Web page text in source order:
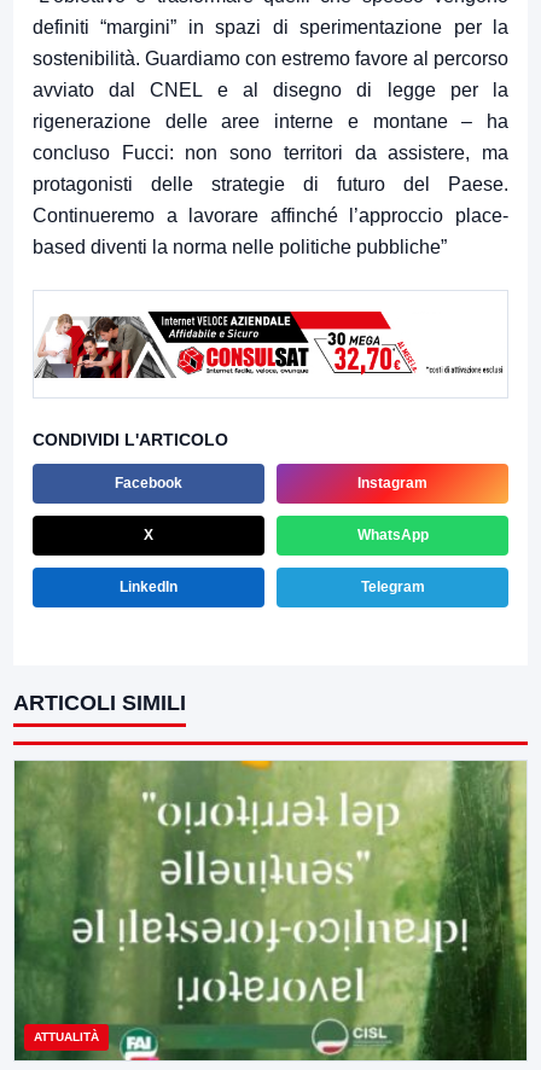
definiti “margini” in spazi di sperimentazione per la
sostenibilità. Guardiamo con estremo favore al percorso
avviato dal CNEL e al disegno di legge per la
rigenerazione delle aree interne e montane – ha
concluso Fucci: non sono territori da assistere, ma
protagonisti delle strategie di futuro del Paese.
Continueremo a lavorare affinché l’approccio place-
based diventi la norma nelle politiche pubbliche”
CONDIVIDI L'ARTICOLO
Facebook Instagram
X WhatsApp
LinkedIn Telegram
ARTICOLI SIMILI
ATTUALITÀ